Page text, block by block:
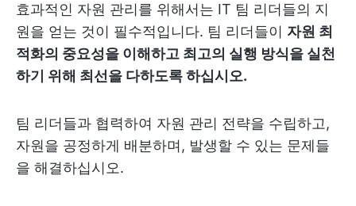
효과적인 자원 관리를 위해서는 IT 팀 리더들의 지
원을 얻는 것이 필수적입니다. 팀 리더들이 자원 최
적화의 중요성을 이해하고 최고의 실행 방식을 실천
하기 위해 최선을 다하도록 하십시오.
팀 리더들과 협력하여 자원 관리 전략을 수립하고,
자원을 공정하게 배분하며, 발생할 수 있는 문제들
을 해결하십시오.